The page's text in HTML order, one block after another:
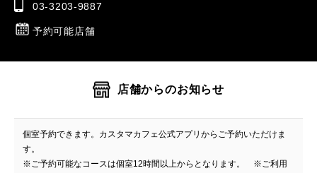
03-3203-9887
予約可能店舗
店舗からのお知らせ
個室予約できます。カスタマカフェ公式アプリからご予約いただけま
す。
※ご予約可能なコースは個室12時間以上からとなります。 ※ご利用